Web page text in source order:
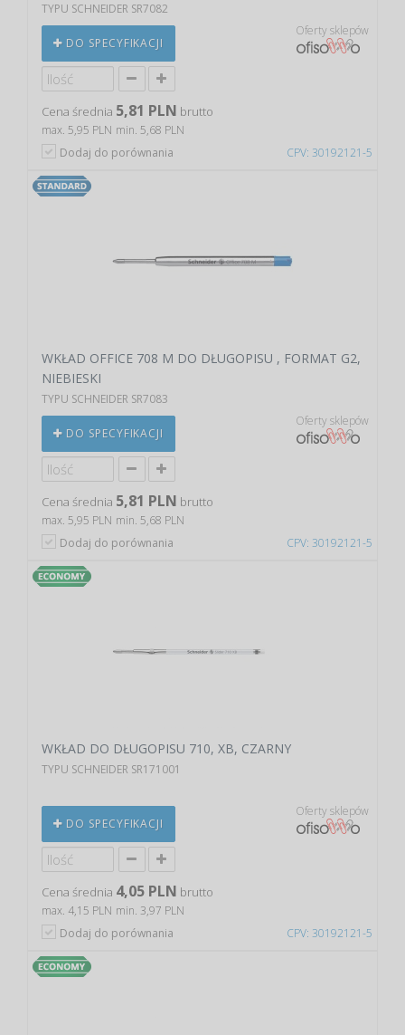
CPV: 30192121-5
TYPU SCHNEIDER SR7082
DO SPECYFIKACJI
Oferty sklepów
Cena średnia 5,81 PLN brutto
max. 5,95 PLN min. 5,68 PLN
Dodaj do porównania
CPV: 30192121-5
WKŁAD OFFICE 708 M DO DŁUGOPISU , FORMAT G2,
NIEBIESKI
TYPU SCHNEIDER SR7083
DO SPECYFIKACJI
Oferty sklepów
Cena średnia 5,81 PLN brutto
max. 5,95 PLN min. 5,68 PLN
Dodaj do porównania
CPV: 30192121-5
WKŁAD DO DŁUGOPISU 710, XB, CZARNY
TYPU SCHNEIDER SR171001
DO SPECYFIKACJI
Oferty sklepów
Cena średnia 4,05 PLN brutto
max. 4,15 PLN min. 3,97 PLN
Dodaj do porównania